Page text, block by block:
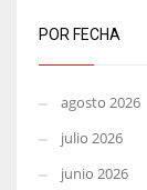
POR FECHA
agosto 2026
julio 2026
junio 2026